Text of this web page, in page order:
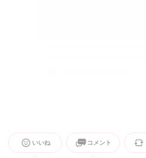
いいね コメント